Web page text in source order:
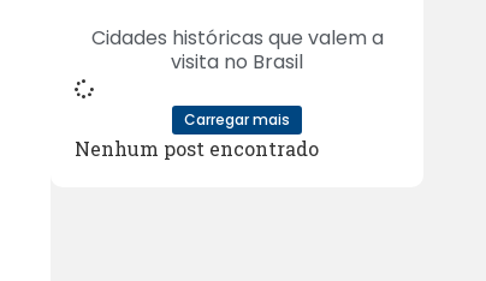
Cidades históricas que valem a
visita no Brasil
Carregar mais
Nenhum post encontrado